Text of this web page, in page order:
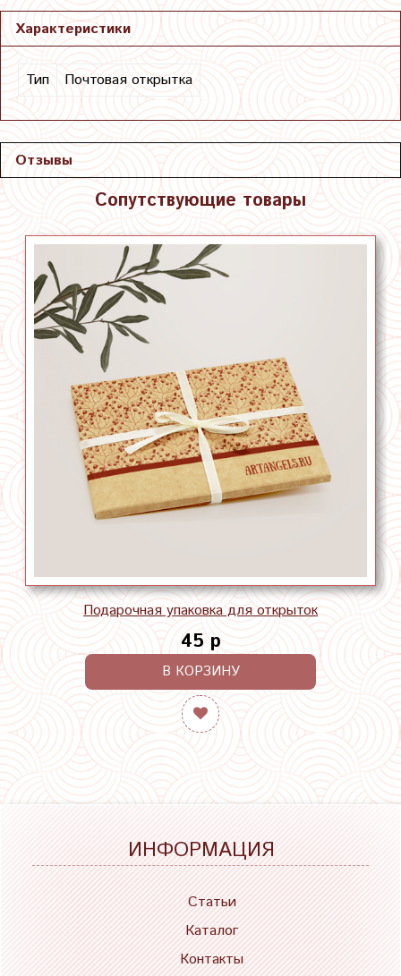
Характеристики
Тип Почтовая открытка
Отзывы
Сопутствующие товары
Подарочная упаковка для открыток
45 р
В КОРЗИНУ
ИНФОРМАЦИЯ
Статьи
Каталог
Контакты